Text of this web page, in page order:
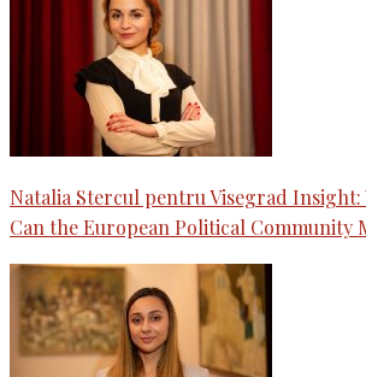
Natalia Stercul pentru Visegrad Insight:
Can the European Political Community